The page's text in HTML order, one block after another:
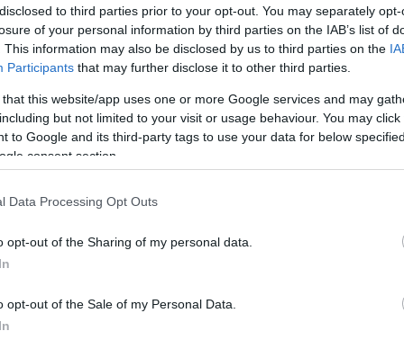
to third parties prior to your opt-out. You may separately
of your personal information by third parties on the IAB’s list of
This information may also be disclosed by us to third parties on the
Participants that may further disclose it to other third parties.
that this website/app uses one or more Google services and may
but not limited to your visit or usage behaviour. You may
to Google and its third-party tags to use your data for below
consent section.
Data Processing Opt Outs
opt-out of the Sharing of my personal data.
opt-out of the Sale of my Personal Data.
koronavirusa v karanteni v Jokohami na Japonskem,
za STA sporočilo japonsko ministrstvo za zdravje. Skupno
slovenskih državljanov na ladji je zdravih, so
februarja, je tudi šest slovenskih državljanov.
Gre
MZZ v stalnem stiku s slovenskim veleposlaništvom v
težav ter upoštevajo navodila, ki so jim